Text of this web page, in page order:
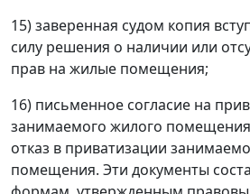
15) заверенная судом копия
силу решения о наличии или
прав на жилые помещения;
16) письменное согласие на
занимаемого жилого
отказ в приватизации
помещения. Эти документы